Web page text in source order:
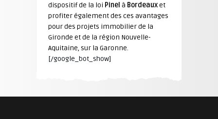
dispositif de la loi Pinel à Bordeauxet
profiter également des ces avantages
pour des projets immobilier de la
Gironde et de la région Nouvelle-
Aquitaine, sur la Garonne.
[/google_bot_show]